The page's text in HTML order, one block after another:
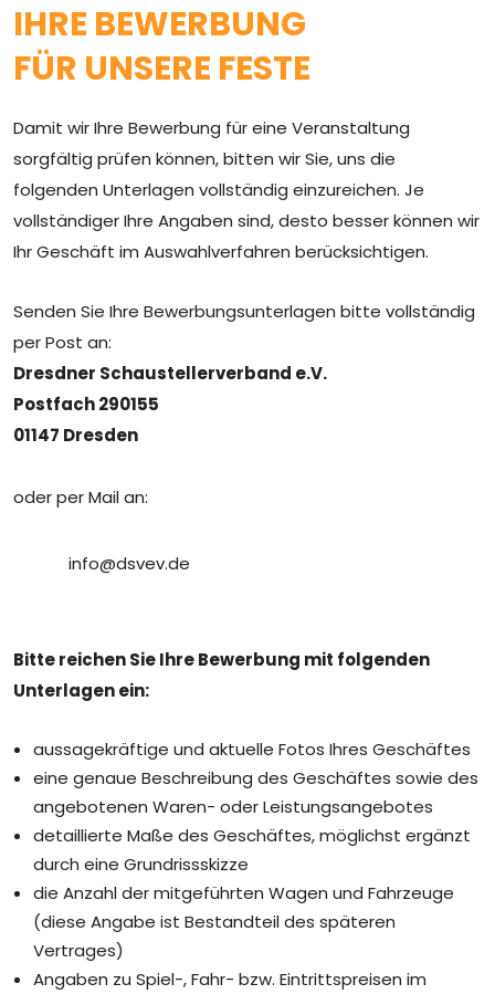
IHRE BEWERBUNG
FÜR UNSERE FESTE
Damit wir Ihre Bewerbung für eine Veranstaltung
sorgfältig prüfen können, bitten wir Sie, uns die
folgenden Unterlagen vollständig einzureichen. Je
vollständiger Ihre Angaben sind, desto besser können wir
Ihr Geschäft im Auswahlverfahren berücksichtigen.
Senden Sie Ihre Bewerbungsunterlagen bitte vollständig
per Post an:
Dresdner Schaustellerverband e.V.
Postfach 290155
01147 Dresden
oder per Mail an:
info@dsvev.de
Bitte reichen Sie Ihre Bewerbung mit folgenden
Unterlagen ein:
aussagekräftige und aktuelle Fotos Ihres Geschäftes
eine genaue Beschreibung des Geschäftes sowie des
angebotenen Waren- oder Leistungsangebotes
detaillierte Maße des Geschäftes, möglichst ergänzt
durch eine Grundrissskizze
die Anzahl der mitgeführten Wagen und Fahrzeuge
(diese Angabe ist Bestandteil des späteren
Vertrages)
Angaben zu Spiel-, Fahr- bzw. Eintrittspreisen im